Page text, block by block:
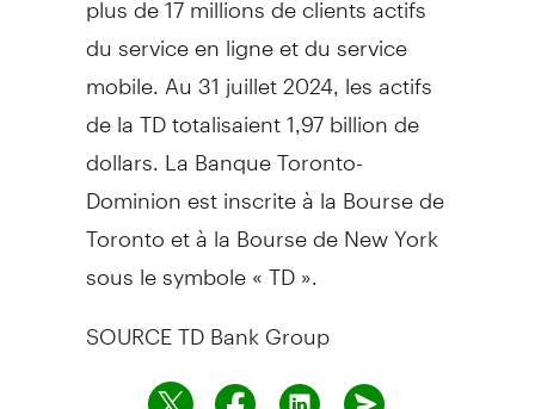
du service en ligne et du service
mobile. Au 31 juillet 2024, les actifs
de la TD totalisaient 1,97 billion de
dollars. La Banque Toronto-
Dominion est inscrite à la Bourse de
Toronto et à la Bourse de New York
sous le symbole « TD ».
SOURCE TD Bank Group